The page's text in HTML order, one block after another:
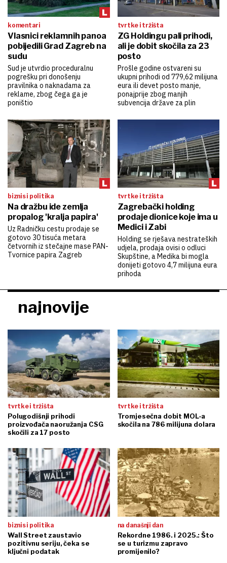
komentari
Vlasnici reklamnih panoa
pobijedili Grad Zagreb na
sudu
Sud je utvrdio proceduralnu
pogrešku pri donošenju
pravilnika o naknadama za
reklame, zbog čega ga je
poništio
tvrtke i tržišta
ZG Holdingu pali prihodi,
ali je dobit skočila za 23
posto
Prošle godine ostvareni su
ukupni prihodi od 779,62 milijuna
eura ili devet posto manje,
ponajprije zbog manjih
subvencija države za plin
biznis i politika
Na dražbu ide zemlja
propalog 'kralja papira'
Uz Radničku cestu prodaje se
gotovo 30 tisuća metara
četvornih iz stečajne mase PAN-
Tvornice papira Zagreb
tvrtke i tržišta
Zagrebački holding
prodaje dionice koje ima u
Medici i Zabi
Holding se rješava nestrateških
udjela, prodaja ovisi o odluci
Skupštine, a Medika bi mogla
donijeti gotovo 4,7 milijuna eura
prihoda
najnovije
tvrtke i tržišta
Polugodišnji prihodi
proizvođača naoružanja CSG
skočili za 17 posto
tvrtke i tržišta
Tromjesečna dobit MOL-a
skočila na 786 milijuna dolara
biznis i politika
Wall Street zaustavio
pozitivnu seriju, čeka se
ključni podatak
na današnji dan
Rekordne 1986. i 2025.: Što
se u turizmu zapravo
promijenilo?